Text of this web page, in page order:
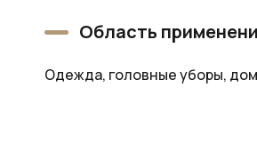
Область
Одежда, головные уборы,